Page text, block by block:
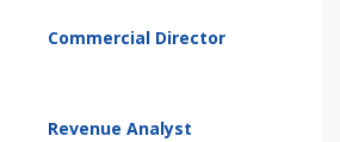
Commercial Director
Revenue Analyst